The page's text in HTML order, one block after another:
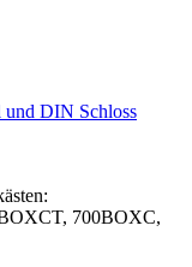
DIN Schloss
700BOXC,